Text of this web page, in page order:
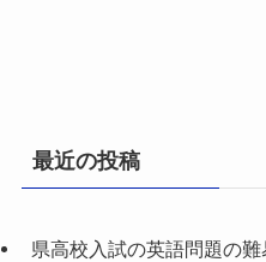
最近の投稿
県高校入試の英語問題の